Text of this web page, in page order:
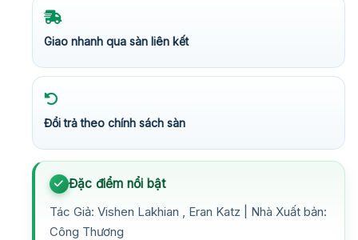
Giao nhanh qua sàn liên kết
Đổi trả theo chính sách sàn
Đặc điểm nổi bật
Tác Giả: Vishen Lakhian , Eran Katz | Nhà Xuất bản:
Công Thương